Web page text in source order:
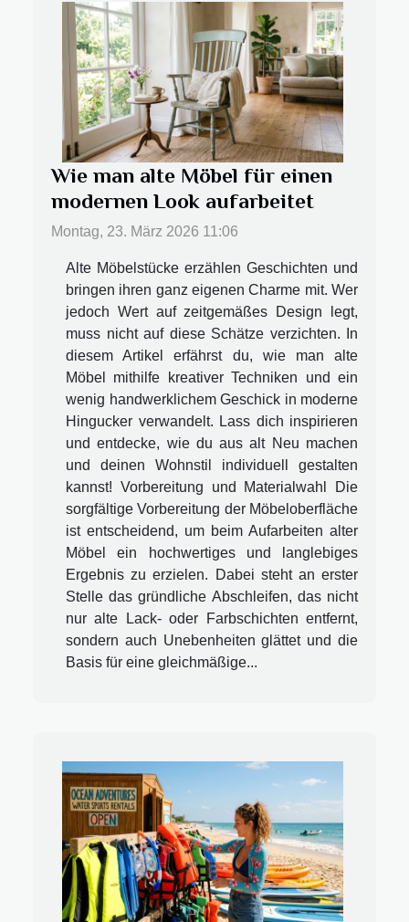
Wie man alte Möbel für einen
modernen Look aufarbeitet
Montag, 23. März 2026 11:06
Alte Möbelstücke erzählen Geschichten und
bringen ihren ganz eigenen Charme mit. Wer
jedoch Wert auf zeitgemäßes Design legt,
muss nicht auf diese Schätze verzichten. In
diesem Artikel erfährst du, wie man alte
Möbel mithilfe kreativer Techniken und ein
wenig handwerklichem Geschick in moderne
Hingucker verwandelt. Lass dich inspirieren
und entdecke, wie du aus alt Neu machen
und deinen Wohnstil individuell gestalten
kannst! Vorbereitung und Materialwahl Die
sorgfältige Vorbereitung der Möbeloberfläche
ist entscheidend, um beim Aufarbeiten alter
Möbel ein hochwertiges und langlebiges
Ergebnis zu erzielen. Dabei steht an erster
Stelle das gründliche Abschleifen, das nicht
nur alte Lack- oder Farbschichten entfernt,
sondern auch Unebenheiten glättet und die
Basis für eine gleichmäßige...